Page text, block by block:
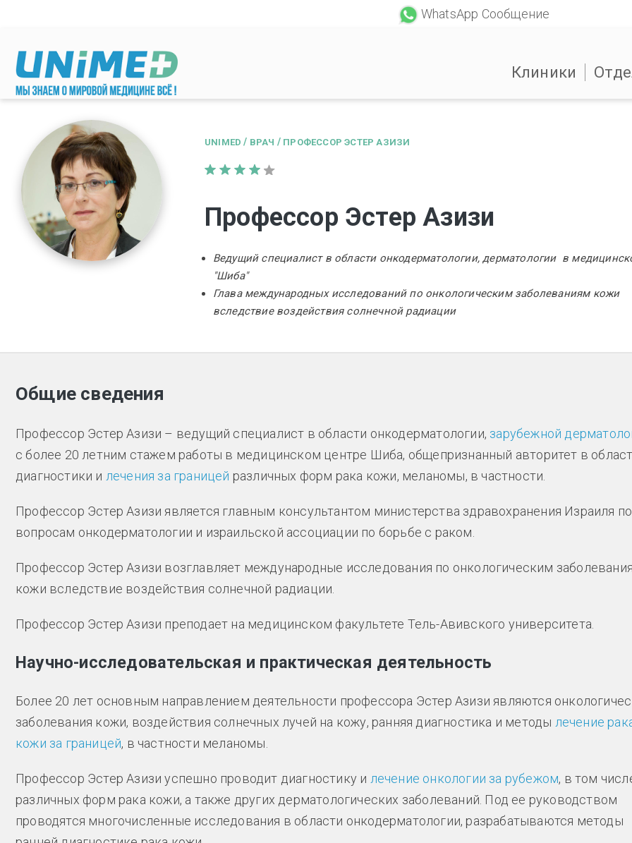
WhatsApp Сообщение
Клиники
UNIMED / ВРАЧ / ПРОФЕССОР ЭСТЕР АЗИЗИ
Профессор Эстер Азизи
Ведущий специалист в области онкодерматологии, дерматологии в
"Шиба"
Глава международных исследований по онкологическим заболеваниям кожи
вследствие воздействия солнечной радиации
Общие сведения
Профессор Эстер Азизи – ведущий специалист в области онкодерматологии, зарубежной
с более 20 летним стажем работы в медицинском центре Шиба, общепризнанный авторитет в
диагностики и лечения за границей различных форм рака кожи, меланомы, в частности.
Профессор Эстер Азизи является главным консультантом министерства здравохранения Израиля по
вопросам онкодерматологии и израильской ассоциации по борьбе с раком.
Профессор Эстер Азизи возглавляет международные исследования по онкологическим
кожи вследствие воздействия солнечной радиации.
Профессор Эстер Азизи преподает на медицинском факультете Тель-Авивского университета.
Научно-исследовательская и практическая деятельность
Более 20 лет основным направлением деятельности профессора Эстер Азизи являются
заболевания кожи, воздействия солнечных лучей на кожу, ранняя диагностика и методы лечение
кожи за границей, в частности меланомы.
Профессор Эстер Азизи успешно проводит диагностику и лечение онкологии за рубежом, в том
различных форм рака кожи, а также других дерматологических заболеваний. Под ее руководством
проводятся многочисленные исследования в области онкодерматологии, разрабатываются методы